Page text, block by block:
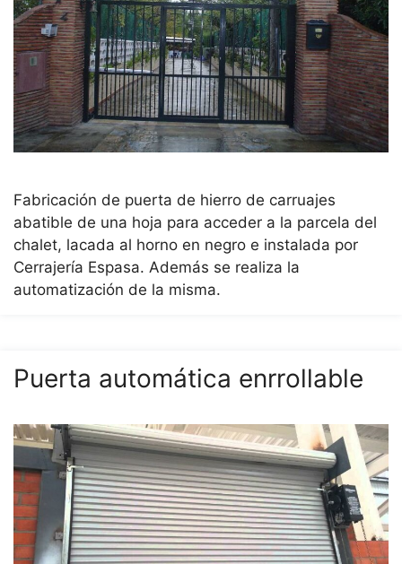
Fabricación de puerta de hierro de carruajes
abatible de una hoja para acceder a la parcela del
chalet, lacada al horno en negro e instalada por
Cerrajería Espasa. Además se realiza la
automatización de la misma.
Puerta automática enrrollable